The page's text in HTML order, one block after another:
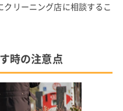
リーニング店に相談するこ
時の注意点